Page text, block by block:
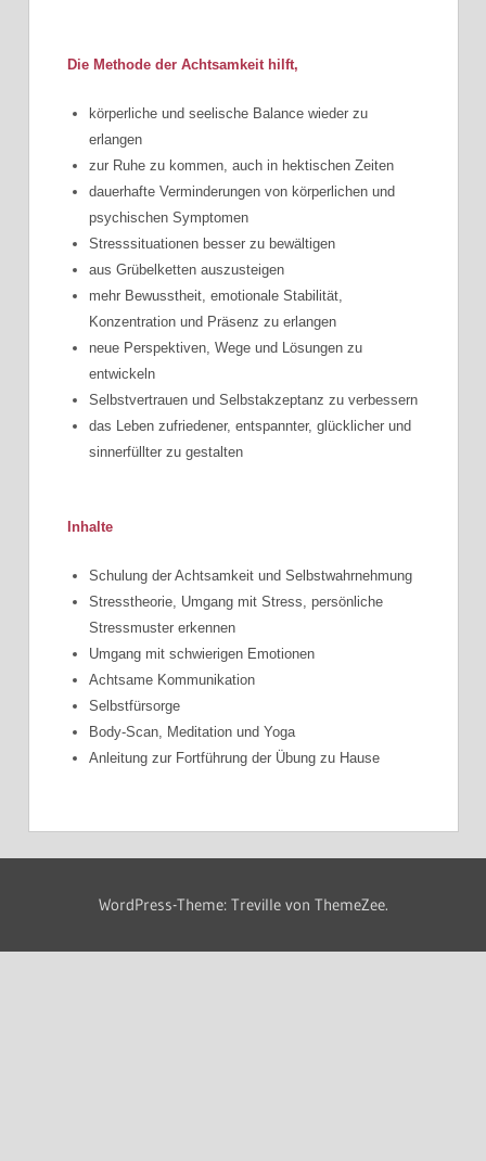
Die Methode der Achtsamkeit hilft,
körperliche und seelische Balance wieder zu
erlangen
zur Ruhe zu kommen, auch in hektischen Zeiten
dauerhafte Verminderungen von körperlichen und
psychischen Symptomen
Stresssituationen besser zu bewältigen
aus Grübelketten auszusteigen
mehr Bewusstheit, emotionale Stabilität,
Konzentration und Präsenz zu erlangen
neue Perspektiven, Wege und Lösungen zu
entwickeln
Selbstvertrauen und Selbstakzeptanz zu verbessern
das Leben zufriedener, entspannter, glücklicher und
sinnerfüllter zu gestalten
Inhalte
Schulung der Achtsamkeit und Selbstwahrnehmung
Stresstheorie, Umgang mit Stress, persönliche
Stressmuster erkennen
Umgang mit schwierigen Emotionen
Achtsame Kommunikation
Selbstfürsorge
Body-Scan, Meditation und Yoga
Anleitung zur Fortführung der Übung zu Hause
WordPress-Theme: Treville von ThemeZee.